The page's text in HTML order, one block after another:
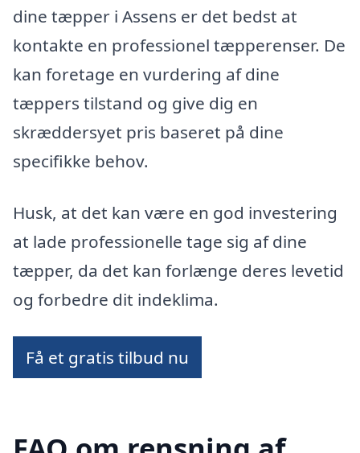
dine tæpper i Assens er det bedst at
kontakte en professionel tæpperenser. De
kan foretage en vurdering af dine
tæppers tilstand og give dig en
skræddersyet pris baseret på dine
specifikke behov.
Husk, at det kan være en god investering
at lade professionelle tage sig af dine
tæpper, da det kan forlænge deres levetid
og forbedre dit indeklima.
Få et gratis tilbud nu